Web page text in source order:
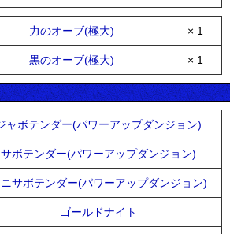
力のオーブ(極大) × 1
黒のオーブ(極大) × 1
ャボテンダー(パワーアップダンジョン)
サボテンダー(パワーアップダンジョン)
ニサボテンダー(パワーアップダンジョン)
ゴールドナイト